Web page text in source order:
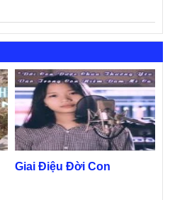
Giai Điệu Đời Con